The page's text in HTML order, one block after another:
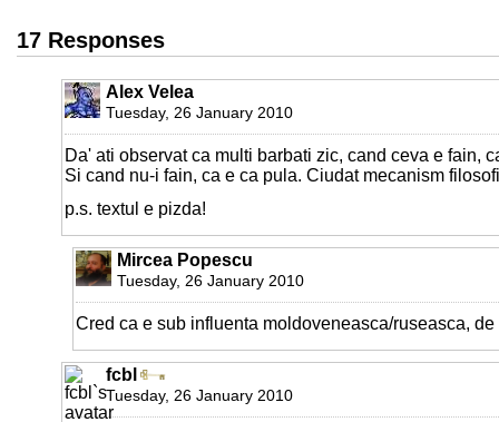
17 Responses
Alex Velea
Tuesday, 26 January 2010
Da' ati observat ca multi barbati zic, cand ceva e fain,
Si cand nu-i fain, ca e ca pula. Ciudat mecanism
p.s. textul e pizda!
Mircea Popescu
Tuesday, 26 January 2010
Cred ca e sub influenta moldoveneasca/ruseasca,
fcbl
Tuesday, 26 January 2010